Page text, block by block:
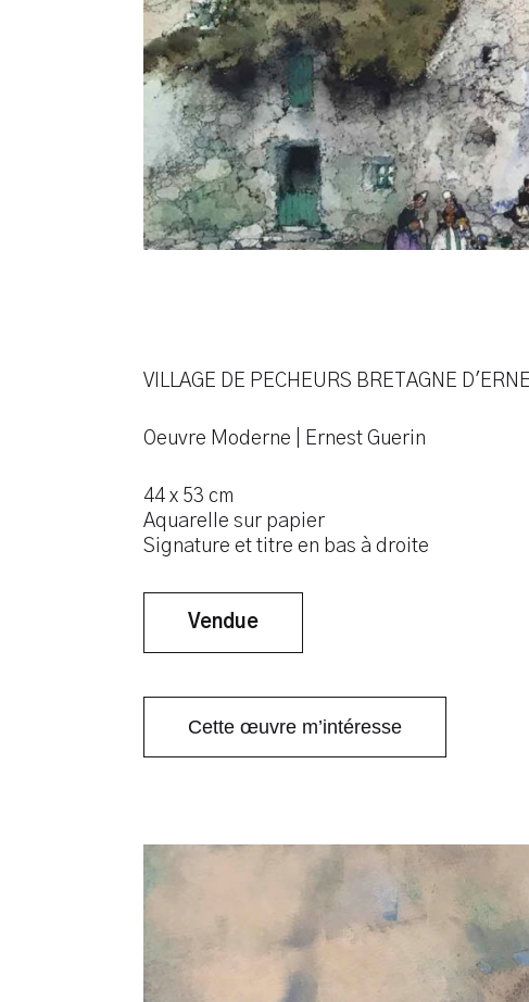
VILLAGE DE PECHEURS BRETAGNE
Oeuvre Moderne | Ernest Guerin
44 x 53 cm
Aquarelle sur papier
Signature et titre en bas à droite
Vendue
Cette œuvre m’intéresse